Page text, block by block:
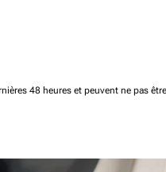
48 heures et peuvent ne pas